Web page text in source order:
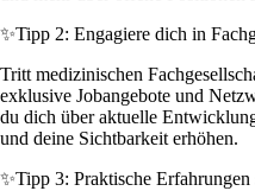
✨Tipp 2: Engagiere dich in
Tritt medizinischen
exklusive Jobangebote und
du dich über aktuelle
und deine Sichtbarkeit erhöhen.
✨Tipp 3: Praktische Erfahrungen